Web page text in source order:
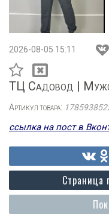
2026-08-05 15:11
ТЦ Садовод |
Артикул товара:
ссылка на пост в
Страница